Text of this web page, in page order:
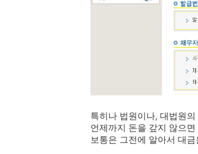
특히나 법원이나, 대법원
언제까지 돈을 갚지 않으
보통은 그전에 알아서 대